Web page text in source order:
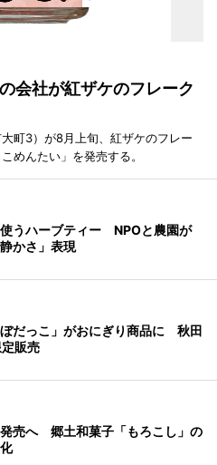
会社が紅ザケのフレーク
町3）が8月上旬、紅ザケのフレー
めんたい」を発売する。
うハーブティー NPOと農園が
かさ」表現
ぼだっこ」がおにぎり商品に 秋田
販売
発売へ 郷土和菓子「もろこし」の